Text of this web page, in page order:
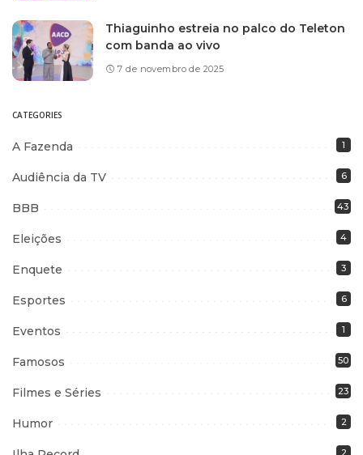
Thiaguinho estreia no palco do Teleton
com banda ao vivo
7 de novembro de 2025
CATEGORIES
A Fazenda 1
Audiência da TV 6
BBB 43
Eleições 4
Enquete 3
Esportes 6
Eventos 1
Famosos 50
Filmes e Séries 23
Humor 2
2